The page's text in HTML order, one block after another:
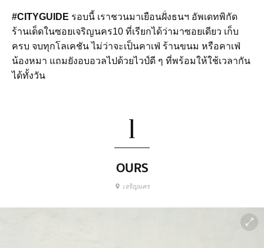
#CITYGUIDE รอบนี้ เราชวนมาเยือนฝั่งธนฯ อัพเดทพิกัด
ร้านเด็ดในซอยเจริญนคร10 ที่เรียกได้ว่ามาซอยเดียว เก็บ
ครบ จบทุกโลเคชัน ไม่ว่าจะเป็นคาเฟ่ ร้านขนม หรือคาเฟ่
น้องหมา แถมยังอบอวลไปด้วยไวป์ดี ๆ ที่พร้อมให้ใช้เวลากัน
ได้ทั้งวัน
1
OURS
เจริญนคร